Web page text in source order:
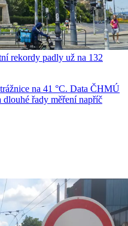
rekordy padly už na 132
na 41 °C. Data ČHMÚ
řady měření napříč